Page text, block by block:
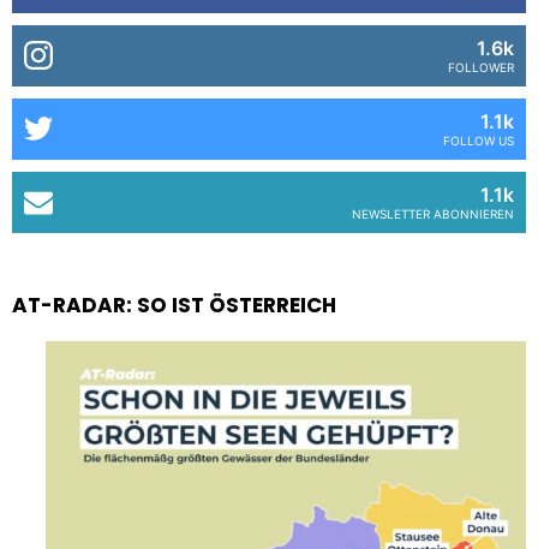
1.6k
FOLLOWER
1.1k
FOLLOW US
1.1k
NEWSLETTER ABONNIEREN
AT-RADAR: SO IST ÖSTERREICH